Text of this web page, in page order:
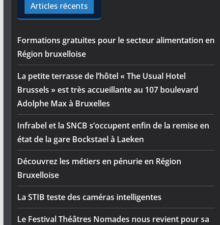
Articles récents
Formations gratuites pour le secteur alimentation en
Région bruxelloise
La petite terrasse de l’hôtel « The Usual Hotel
Brussels » est très accueillante au 107 boulevard
Adolphe Max à Bruxelles
Infrabel et la SNCB s’occupent enfin de la remise en
état de la gare Bockstael à Laeken
Découvrez les métiers en pénurie en Région
Bruxelloise
La STIB teste des caméras intelligentes
Le Festival Théâtres Nomades nous revient pour sa